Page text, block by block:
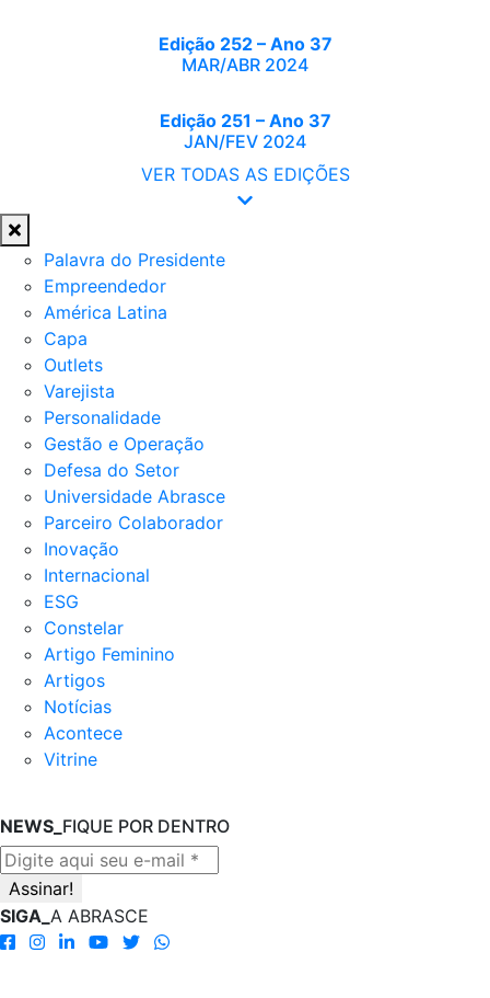
Edição 252 – Ano 37
MAR/ABR 2024
Edição 251 – Ano 37
JAN/FEV 2024
VER TODAS AS EDIÇÕES
Palavra do Presidente
Empreendedor
América Latina
Capa
Outlets
Varejista
Personalidade
Gestão e Operação
Defesa do Setor
Universidade Abrasce
Parceiro Colaborador
Inovação
Internacional
ESG
Constelar
Artigo Feminino
Artigos
Notícias
Acontece
Vitrine
NEWS_ FIQUE POR DENTRO
SIGA_ A ABRASCE